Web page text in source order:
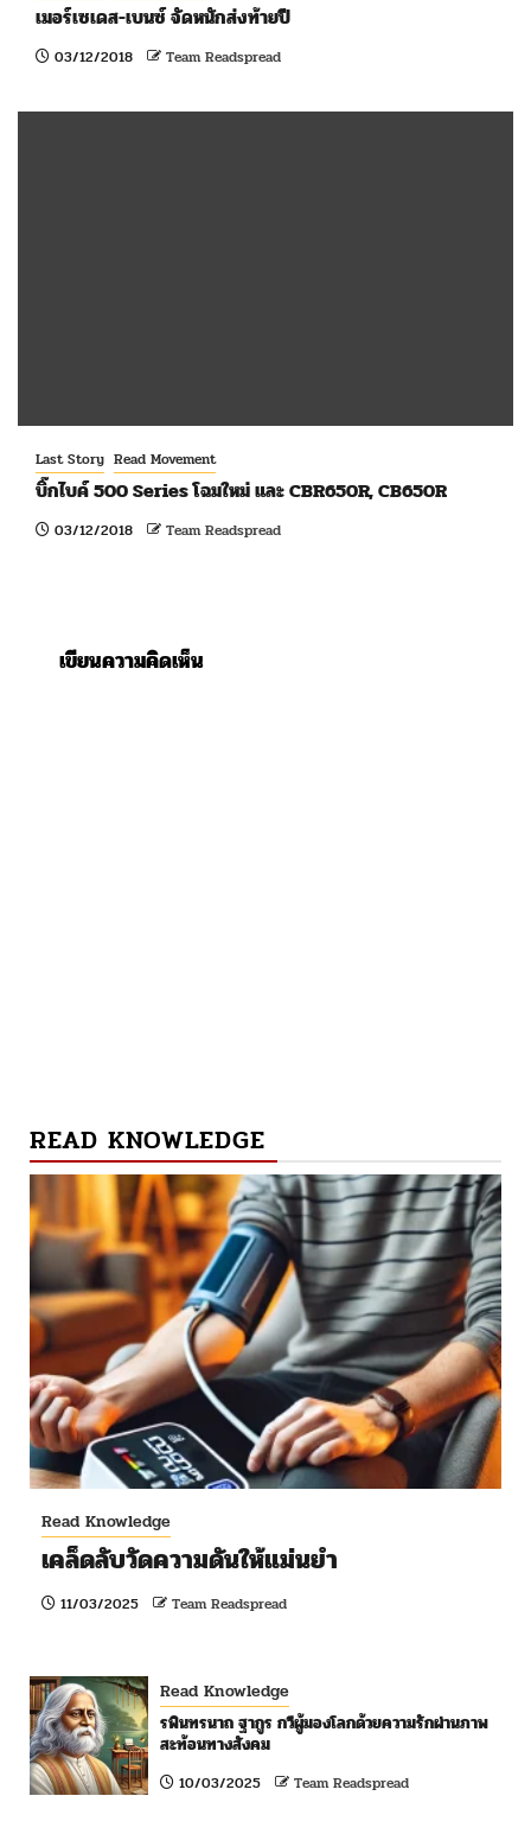
เมอร์เซเดส-เบนซ์ จัดหนักส่งท้ายปี
03/12/2018 Team Readspread
Last Story Read Movement
บิ๊กไบค์ 500 Series โฉมใหม่ และ CBR650R, CB650R
03/12/2018 Team Readspread
เขียนความคิดเห็น
READ KNOWLEDGE
Read Knowledge
เคล็ดลับวัดความดันให้แม่นยำ
11/03/2025 Team Readspread
Read Knowledge
รพินทรนาถ ฐากูร กวีผู้มองโลกด้วยความรักผ่านภาพ
สะท้อนทางสังคม
10/03/2025 Team Readspread